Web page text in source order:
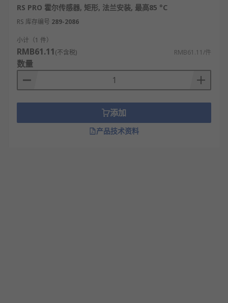
RS PRO 霍尔传感器, 矩形, 法兰安装, 最高85 °C
RS 库存编号 289-2086
小计（1 件）
RMB61.11(不含税) RMB61.11/件
数量
添加
产品技术资料